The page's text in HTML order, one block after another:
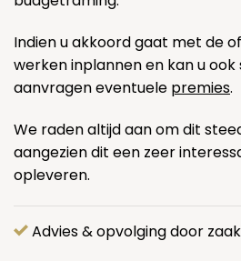
Indien u akkoord gaat met de
werken inplannen en kan u
aanvragen eventuele premies.
We raden altijd aan om dit
aangezien dit een zeer
opleveren.
Advies & opvolging door